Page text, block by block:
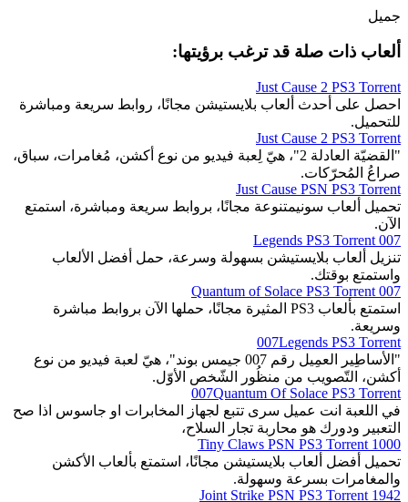
جميل
ألعاب ذات صلة قد ترغب برؤيتها:
Just Cause 2 PS3 Torrent
احصل على أحدث ألعاب بلايستيشن مجانًا، روابط سريعة ومباشرة
للتحميل.
Just Cause 2 PS3 Torrent
"القضيّة العادلة 2"، هيّ لِعبة فيديو من نوع أكشن، مُغامرات، سباق،
صراعُ المُحرّكات.
Just Cause PSN PS3 Torrent
تحميل ألعاب سونيمتنوعة مجانًا، بروابط سريعة ومباشرة، استمتع
الآن.
007 Legends PS3 Torrent
تنزيل ألعاب بلايستيشن بسهولة وسرعة، حمل أفضل الألعاب
واستمتع بوقتك.
007 Quantum of Solace PS3 Torrent
استمتع بألعاب PS3 المثيرة مجانًا، حملها الآن بروابط مباشرة
وسريعة.
007Legends PS3 Torrent
"الأساطِير العمِيل رقم 007 جيمس بوند"، هيّ لعبة فيديو من نوع
أكشن، التّصويب من منظُور الشّخص الأوّل.
007Quantum Of Solace PS3 Torrent
في اللعبة انت عميل سرى تتبع لجهاز المخابرات او جاسوس اذا صح
التعبير ودورك هو محاربة تجار السلاح،
1000 Tiny Claws PSN PS3 Torrent
تحميل أفضل ألعاب بلايستيشن مجانًا، استمتع بألعاب الأكشن
والمغامرات بسرعة وسهولة.
1942 Joint Strike PSN PS3 Torrent